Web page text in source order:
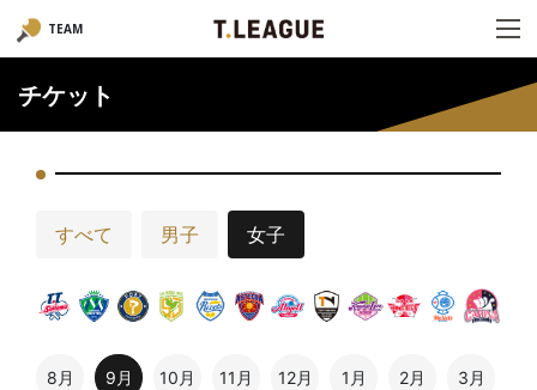
TEAM
チケット
すべて 男子 女子
8月 9月 10月 11月 12月 1月 2月 3月